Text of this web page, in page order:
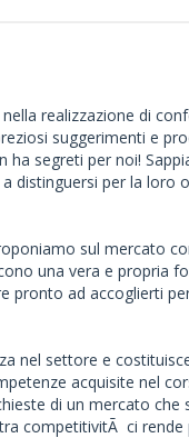
realizzazione di
suggerimenti e
segreti per noi!
distinguersi per la loro
sul mercato
una vera e propria
pronto ad accoglierti
nel settore e
acquisite nel
di un mercato che
competitivitÃ ci rende